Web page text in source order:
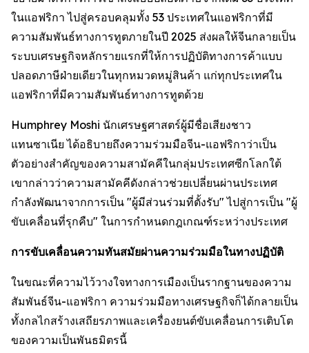
ในแอฟริกา ไปสู่ครอบคลุมทั้ง 53 ประเทศในแอฟริกาที่มี
ความสัมพันธ์ทางการทูตภายในปี 2025 ส่งผลให้จีนกลายเป็น
ระบบเศรษฐกิจหลักรายแรกที่ให้การปฏิบัติทางการค้าแบบ
ปลอดภาษีฝ่ายเดียวในทุกหมวดหมู่สินค้า แก่ทุกประเทศใน
แอฟริกาที่มีความสัมพันธ์ทางการทูตด้วย
Humphrey Moshi นักเศรษฐศาสตร์ผู้มีชื่อเสียงชาว
แทนซาเนีย ได้อธิบายถึงความร่วมมือจีน-แอฟริกาว่าเป็น
ตัวอย่างสำคัญของความสามัคคีในกลุ่มประเทศซีกโลกใต้
เขากล่าวว่าความสามัคคีดังกล่าวช่วยเปลี่ยนผ่านประเทศ
กำลังพัฒนาจากการเป็น "ผู้มีส่วนร่วมที่ตั้งรับ" ไปสู่การเป็น "ผู้
ขับเคลื่อนที่รุกคืบ" ในการกำหนดกฎเกณฑ์ระหว่างประเทศ
การขับเคลื่อนความทันสมัยผ่านความร่วมมือในทางปฏิบัติ
ในขณะที่ความไว้วางใจทางการเมืองเป็นรากฐานของความ
สัมพันธ์จีน-แอฟริกา ความร่วมมือทางเศรษฐกิจก็ได้กลายเป็น
ทั้งกลไกสร้างเสถียรภาพและเครื่องยนต์ขับเคลื่อนการเติบโต
ของความเป็นพันธมิตรนี้